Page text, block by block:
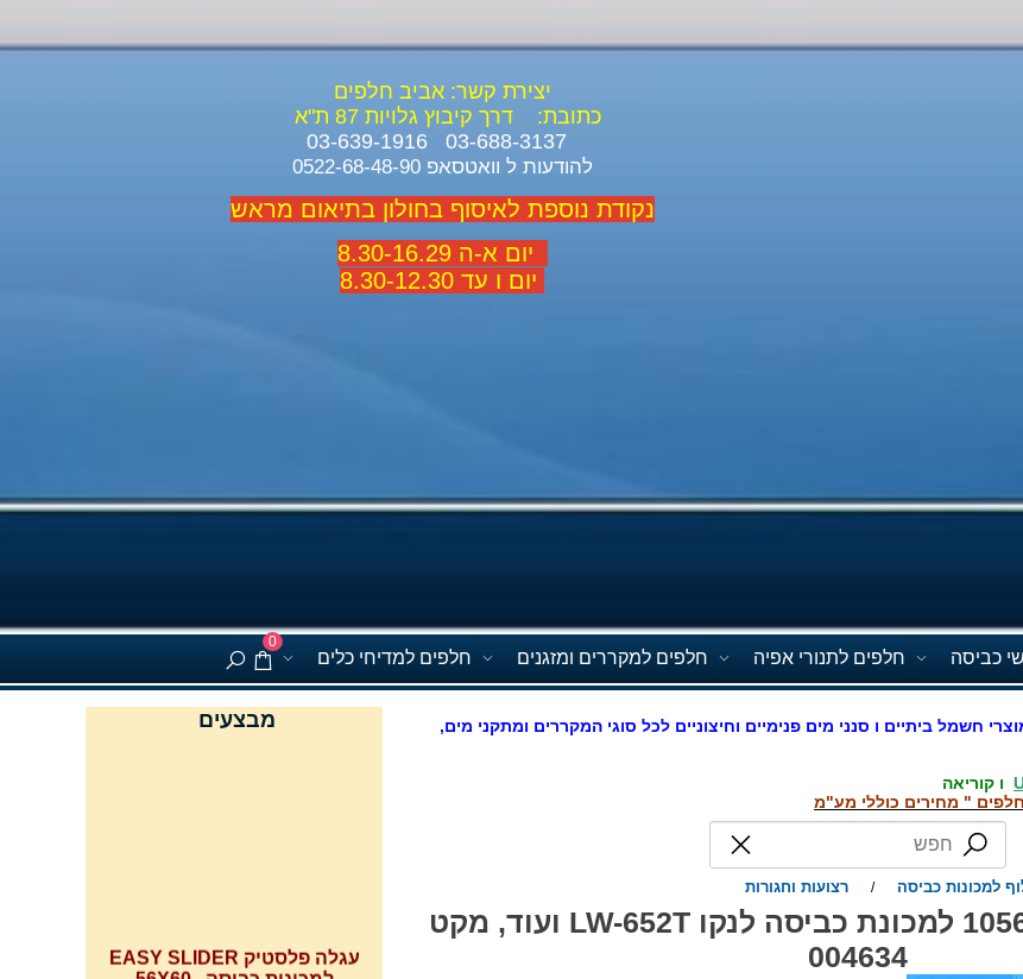
יצירת קשר: אביב חלפים
כתובת:
דרך קיבוץ גלויות 87 ת"א
להודעות ל וואטסאפ 0522-68-48-90
נקודת נוספת לאיסוף בחולון בתיאום מראש
יום א-ה 8.30-16.29
יום ו עד 8.30-12.30
0
כביסה חלפים לתנורי אפיה חלפים למקררים ומזגנים חלפים למדיחי כלים
חשמל ביתיים ו סנני מים פנימיים וחיצוניים לכל סוגי המקררים ומתקני מים,
ו קוריאה
" מחירים כוללי מע"מ
למכונות כביסה / רצועות וחגורות
רצועה אלסטית 1056JEL למכונת כביסה לנקו LW-652T ועוד, מקט
004634
מבצעים
למכונות כביסה 56X60
247ש"ח